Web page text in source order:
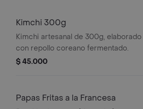
Kimchi 300g
Kimchi artesanal de 300g, elaborado
con repollo coreano fermentado.
$ 45.000
Papas Fritas a la Francesa